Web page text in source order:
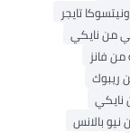
تايجر
من نايكي
فانز
ريبوك
نايكي
بالانس